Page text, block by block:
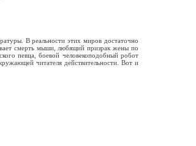
В реальности этих миров достаточно
смерть мыши, любящий призрак жены по
певца, боевой человекоподобный робот
читателя действительности. Вот и